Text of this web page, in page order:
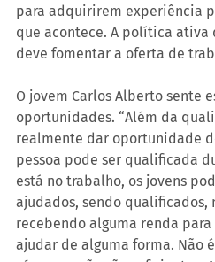
para adquirirem experiência
que acontece. A política
deve fomentar a oferta de
O jovem Carlos Alberto sente
oportunidades. “Além da
realmente dar oportunidade
pessoa pode ser qualificada
está no trabalho, os jovens
ajudados, sendo qualificados,
recebendo alguma renda
ajudar de alguma forma. Não